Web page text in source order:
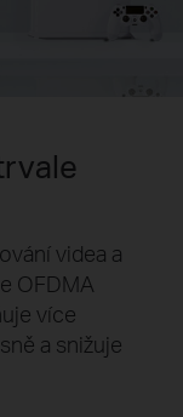
videa a
OFDMA
více
a snižuje